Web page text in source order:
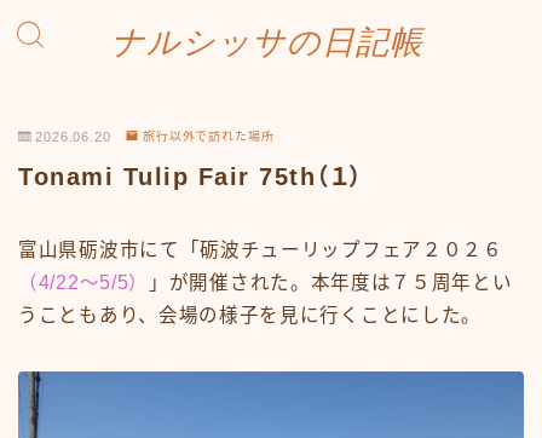
ナルシッサの日記帳
2026.06.20 旅行以外で訪れた場所
Tonami Tulip Fair 75th（１）
富山県砺波市にて「砺波チューリップフェア２０２６
（4/22～5/5）
」が開催された。本年度は７５周年とい
うこともあり、会場の様子を見に行くことにした。